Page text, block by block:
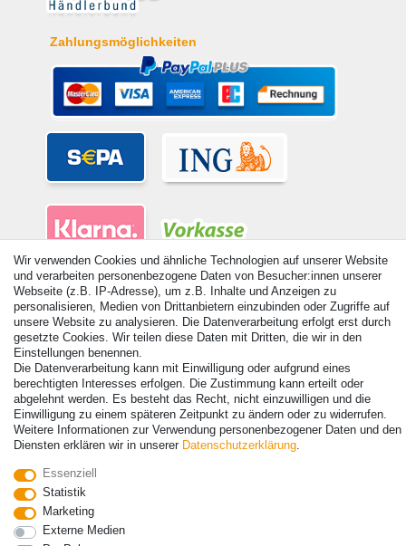
Zahlungsmöglichkeiten
© Copyright 2026 | Alle Rechte vorbehalten. - Alle Rechte vorbehalten.
Preisangaben inkl. gesetzl. 19% MwSt. | Grundpreise siehe Artikeldetail | *Gilt für
Lieferungen nach Deutschland!
Vertrag widerrufen Kontakt
Wir verwenden Cookies und ähnliche Technologien auf unserer Website
und verarbeiten personenbezogene Daten von Besucher:innen unserer
Webseite (z.B. IP-Adresse), um z.B. Inhalte und Anzeigen zu
personalisieren, Medien von Drittanbietern einzubinden oder Zugriffe auf
unsere Website zu analysieren. Die Datenverarbeitung erfolgt erst durch
gesetzte Cookies. Wir teilen diese Daten mit Dritten, die wir in den
Einstellungen benennen.
Die Datenverarbeitung kann mit Einwilligung oder aufgrund eines
berechtigten Interesses erfolgen. Die Zustimmung kann erteilt oder
abgelehnt werden. Es besteht das Recht, nicht einzuwilligen und die
Einwilligung zu einem späteren Zeitpunkt zu ändern oder zu widerrufen.
Weitere Informationen zur Verwendung personenbezogener Daten und den
Diensten erklären wir in unserer Daten­schutz­erklärung.
Essenziell
Statistik
Marketing
Externe Medien